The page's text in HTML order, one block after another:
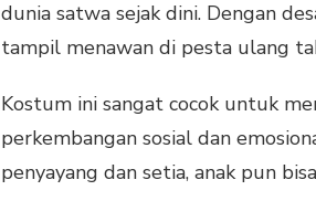
dunia satwa sejak dini. Dengan
tampil menawan di pesta ulang
Kostum ini sangat cocok untuk
perkembangan sosial dan
penyayang dan setia, anak pun